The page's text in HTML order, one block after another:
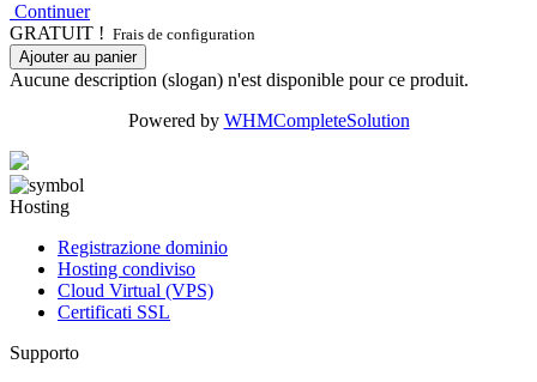
Continuer
GRATUIT ! Frais de configuration
Ajouter au panier
Aucune description (slogan) n'est disponible pour ce produit.
Powered by WHMCompleteSolution
Hosting
Registrazione dominio
Hosting condiviso
Cloud Virtual (VPS)
Certificati SSL
Supporto